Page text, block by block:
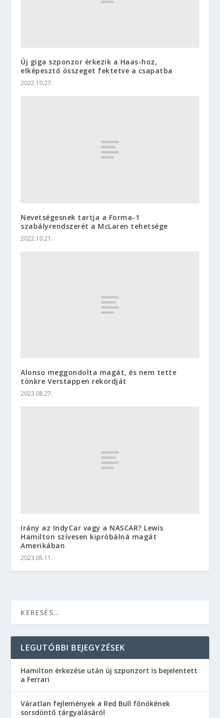
Új giga szponzor érkezik a Haas-hoz,
elképesztő összeget fektetve a csapatba
2022.10.27.
Nevetségesnek tartja a Forma-1
szabályrendszerét a McLaren tehetsége
2022.10.21.
Alonso meggondolta magát, és nem tette
tönkre Verstappen rekordját
2023.08.27.
Irány az IndyCar vagy a NASCAR? Lewis
Hamilton szívesen kipróbálná magát
Amerikában
2023.05.11.
LEGUTÓBBI BEJEGYZÉSEK
Hamilton érkezése után új szponzort is bejelentett
a Ferrari
Váratlan fejlemények a Red Bull főnökének
sorsdöntő tárgyalásáról